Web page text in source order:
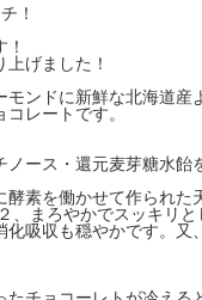
！
げました！
モンドに新鮮な北海道
レートです。
ース・還元麦芽糖水飴
素を働かせて作られた
、まろやかでスッキリと
化吸収も穏やかです。